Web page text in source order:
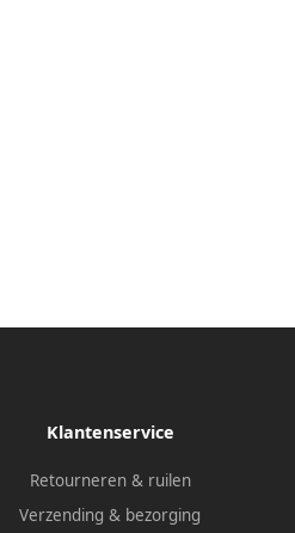
Klantenservice
Retourneren & ruilen
Verzending & bezorging